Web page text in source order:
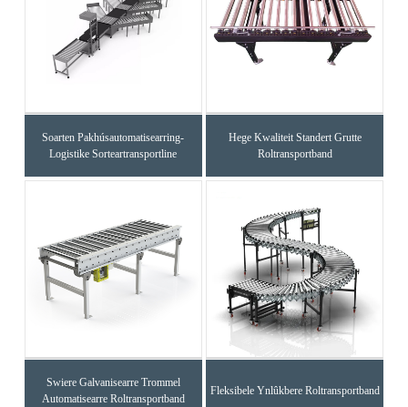
Soarten Pakhúsautomatisearring-
Logistike Sorteartransportline
Hege Kwaliteit Standert Grutte
Roltransportband
Swiere Galvanisearre Trommel
Automatisearre Roltransportband
Fleksibele Ynlûkbere Roltransportband